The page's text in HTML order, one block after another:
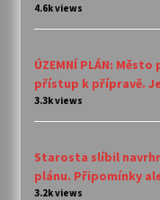
4.6k views
ÚZEMNÍ PLÁN:
přístup k přípravě.
3.3k views
Starosta slíbil
plánu. Připomínky
3.2k views